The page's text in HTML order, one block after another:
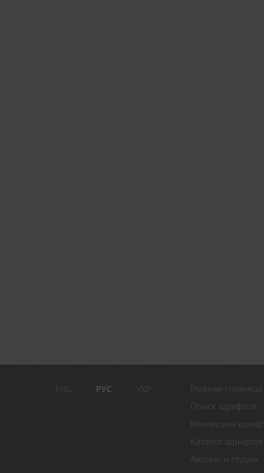
ENG РУС УКР
Главная страница
Поиск шрифтов
Коллекции
Каталог шрифтов
Авторы и студии